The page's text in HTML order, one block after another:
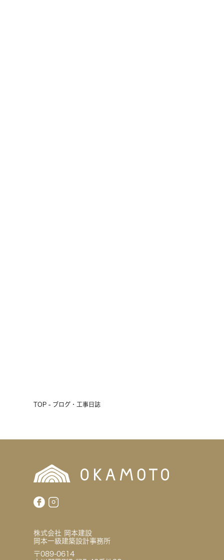
TOP - ブログ・工事日誌
株式会社 岡本建設
岡本一級建築設計事務所
〒089-0614